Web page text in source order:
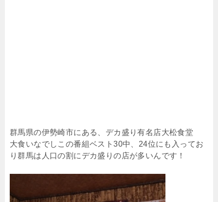
群馬県の伊勢崎市にある、デカ盛り有名店大松食堂
大食いなでしこの番組ベスト30中、24位にも入ってお
り群馬は人口の割にデカ盛りの店が多いんです！